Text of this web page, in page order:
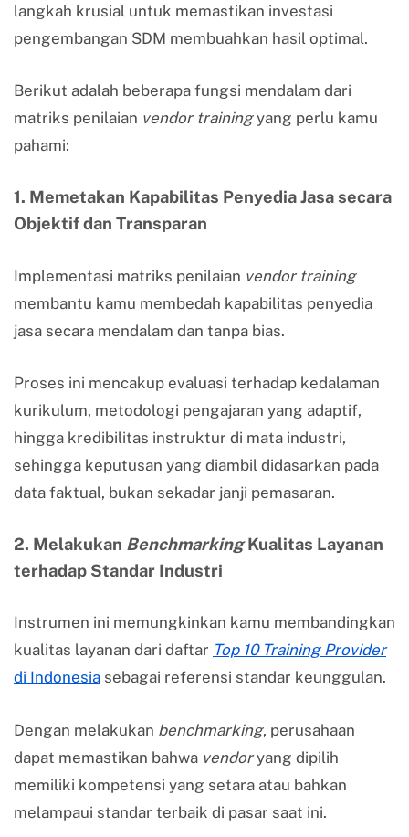
langkah krusial untuk memastikan investasi
pengembangan SDM membuahkan hasil optimal.
Berikut adalah beberapa fungsi mendalam dari
matriks penilaian vendor trainingyang perlu kamu
pahami:
1. Memetakan Kapabilitas Penyedia Jasa secara
Objektif dan Transparan
Implementasi matriks penilaian vendor training
membantu kamu membedah kapabilitas penyedia
jasa secara mendalam dan tanpa bias.
Proses ini mencakup evaluasi terhadap kedalaman
kurikulum, metodologi pengajaran yang adaptif,
hingga kredibilitas instruktur di mata industri,
sehingga keputusan yang diambil didasarkan pada
data faktual, bukan sekadar janji pemasaran.
2. Melakukan BenchmarkingKualitas Layanan
terhadap Standar Industri
Instrumen ini memungkinkan kamu membandingkan
kualitas layanan dari daftar Top 10 Training Provider
di Indonesia sebagai referensi standar keunggulan.
Dengan melakukan benchmarking, perusahaan
dapat memastikan bahwa vendoryang dipilih
memiliki kompetensi yang setara atau bahkan
melampaui standar terbaik di pasar saat ini.